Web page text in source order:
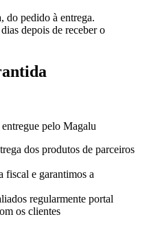
do pedido à entrega.
depois de receber o
pelo Magalu
dos produtos de parceiros
fiscal e garantimos a
regularmente portal
os clientes